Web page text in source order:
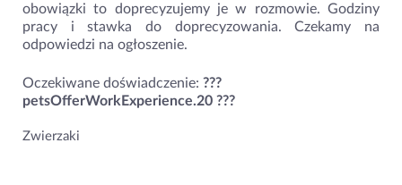
obowiązki to doprecyzujemy je w rozmowie. Godziny
pracy i stawka do doprecyzowania. Czekamy na
odpowiedzi na ogłoszenie.
Oczekiwane doświadczenie: ???
petsOfferWorkExperience.20 ???
Zwierzaki